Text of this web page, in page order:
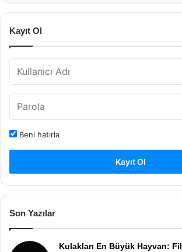
Kayıt Ol
Beni hatırla
Kayıt Ol
Son Yazılar
Kulakları En Büyük Hayvan: Fil